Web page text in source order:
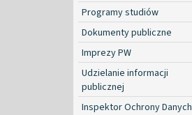
Programy studiów
Dokumenty publiczne
Imprezy PW
Udzielanie informacji
publicznej
Inspektor Ochrony Danych